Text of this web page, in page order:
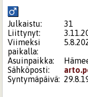
Julkaistu:
31
Liittynyt:
Viimeksi
paikalla:
Asuinpaikka:
Sähköposti:
Syntymäpäivä: